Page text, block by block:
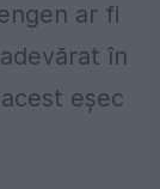
ar fi
în
eșec